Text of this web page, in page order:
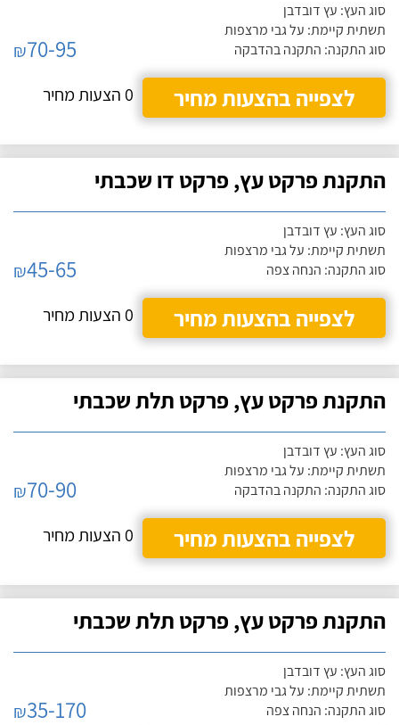
סוג העץ: עץ דובדבן
תשתית קיימת: על גבי מרצפות
סוג התקנה: התקנה בהדבקה
₪70-95
לצפייה בהצעות מחיר
0 הצעות מחיר
התקנת פרקט עץ, פרקט דו שכבתי
סוג העץ: עץ דובדבן
תשתית קיימת: על גבי מרצפות
סוג התקנה: הנחה צפה
₪45-65
לצפייה בהצעות מחיר
0 הצעות מחיר
התקנת פרקט עץ, פרקט תלת שכבתי
סוג העץ: עץ דובדבן
תשתית קיימת: על גבי מרצפות
סוג התקנה: התקנה בהדבקה
₪70-90
לצפייה בהצעות מחיר
0 הצעות מחיר
התקנת פרקט עץ, פרקט תלת שכבתי
סוג העץ: עץ דובדבן
תשתית קיימת: על גבי מרצפות
סוג התקנה: הנחה צפה
₪35-170